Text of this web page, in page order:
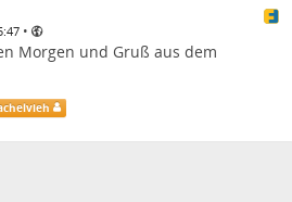
•
Morgen und Gruß aus dem